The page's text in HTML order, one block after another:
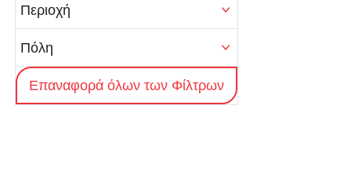
Περιοχή
Πόλη
Επαναφορά όλων των Φίλτρων